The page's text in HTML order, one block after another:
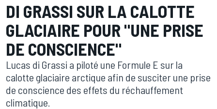
DI GRASSI SUR LA CALOTTE
GLACIAIRE POUR "UNE PRISE
DE CONSCIENCE"
Lucas di Grassi a piloté une Formule E sur la
calotte glaciaire arctique afin de susciter une prise
de conscience des effets du réchauffement
climatique.